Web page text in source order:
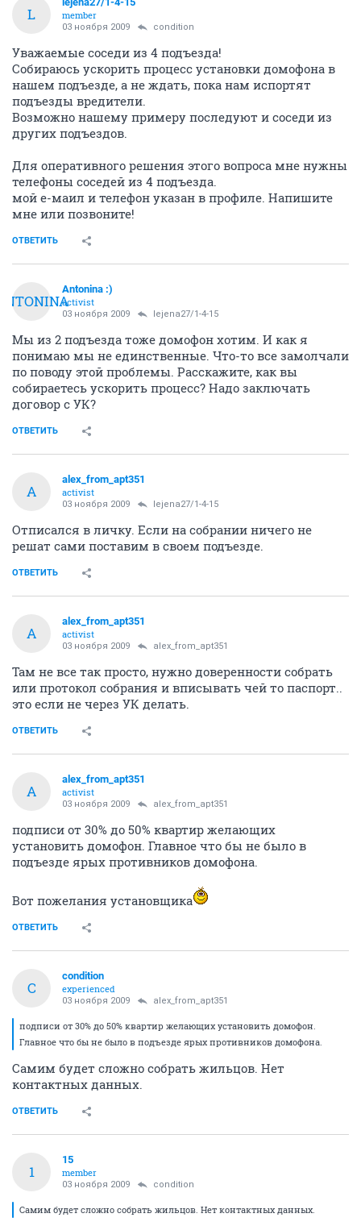
L
member
03 ноября 2009 condition
Уважаемые соседи из 4 подъезда!
Собираюсь ускорить процесс установки домофона в
нашем подъезде, а не ждать, пока нам испортят
подъезды вредители.
Возможно нашему примеру последуют и соседи из
других подъездов.
Для оперативного решения этого вопроса мне нужны
телефоны соседей из 4 подъезда.
мой е-маил и телефон указан в профиле. Напишите
мне или позвоните!
ОТВЕТИТЬ
Antonina :)
activist
03 ноября 2009 lejena27/1-4-15
Мы из 2 подъезда тоже домофон хотим. И как я
понимаю мы не единственные. Что-то все замолчали
по поводу этой проблемы. Расскажите, как вы
собираетесь ускорить процесс? Надо заключать
договор с УК?
ОТВЕТИТЬ
A
alex_from_apt351
activist
03 ноября 2009 lejena27/1-4-15
Отписался в личку. Если на собрании ничего не
решат сами поставим в своем подъезде.
ОТВЕТИТЬ
A
alex_from_apt351
activist
03 ноября 2009 alex_from_apt351
Там не все так просто, нужно доверенности собрать
или протокол собрания и вписывать чей то паспорт..
это если не через УК делать.
ОТВЕТИТЬ
A
alex_from_apt351
activist
03 ноября 2009 alex_from_apt351
подписи от 30% до 50% квартир желающих
установить домофон. Главное что бы не было в
подъезде ярых противников домофона.
Вот пожелания установщика
ОТВЕТИТЬ
C
condition
experienced
03 ноября 2009 alex_from_apt351
подписи от 30% до 50% квартир желающих установить домофон.
Главное что бы не было в подъезде ярых противников домофона.
Самим будет сложно собрать жильцов. Нет
контактных данных.
ОТВЕТИТЬ
1
15
member
03 ноября 2009 condition
Самим будет сложно собрать жильцов. Нет контактных данных.